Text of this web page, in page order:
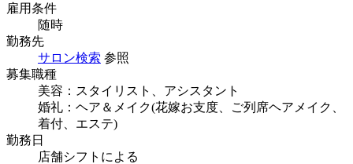
雇用条件
随時
勤務先
サロン検索 参照
募集職種
美容：スタイリスト、アシスタント
婚礼：ヘア＆メイク(花嫁お支度、ご列席ヘアメイク、
着付、エステ)
勤務日
店舗シフトによる